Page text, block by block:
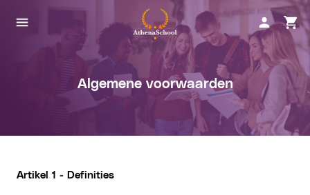
Algemene voorwaarden
Artikel 1 - Definities